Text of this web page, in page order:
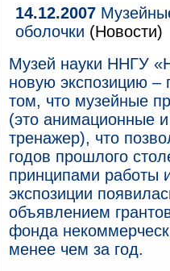
14.12.2007
оболочки (Новости)
Музей науки ННГУ
новую экспозицию –
том, что музейные
(это анимационные
тренажер), что
годов прошлого
принципами работы
экспозиции
объявлением
фонда
менее чем за год.